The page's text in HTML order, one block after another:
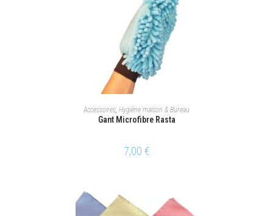
AJOUTER AU PANIER
Accessoires, Hygiène maison & Bureau
Gant Microfibre Rasta
7,00 €